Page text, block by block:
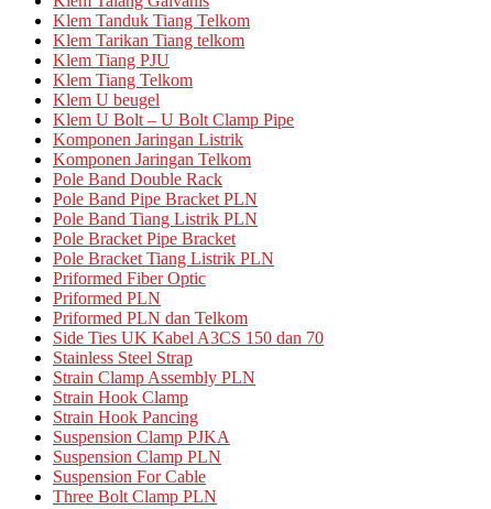
Klem Tanduk Tiang Telkom
Klem Tarikan Tiang telkom
Klem Tiang PJU
Klem Tiang Telkom
Klem U beugel
Klem U Bolt – U Bolt Clamp Pipe
Komponen Jaringan Listrik
Komponen Jaringan Telkom
Pole Band Double Rack
Pole Band Pipe Bracket PLN
Pole Band Tiang Listrik PLN
Pole Bracket Pipe Bracket
Pole Bracket Tiang Listrik PLN
Priformed Fiber Optic
Priformed PLN
Priformed PLN dan Telkom
Side Ties UK Kabel A3CS 150 dan 70
Stainless Steel Strap
Strain Clamp Assembly PLN
Strain Hook Clamp
Strain Hook Pancing
Suspension Clamp PJKA
Suspension Clamp PLN
Suspension For Cable
Three Bolt Clamp PLN